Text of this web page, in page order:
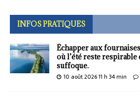
INFOS PRATIQUES
Échapper aux
où l’été reste respirable
suffoque.
10 août 2026 11 h 34 min